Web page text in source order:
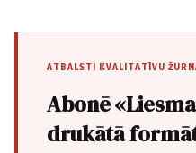
ATBALSTI KVALITATĪVU
Abonē
drukātā